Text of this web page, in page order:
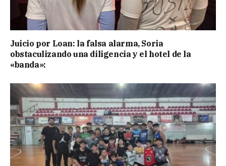
Juicio por Loan: la falsa alarma, Soria
obstaculizando una diligencia y el hotel de la
«banda»: